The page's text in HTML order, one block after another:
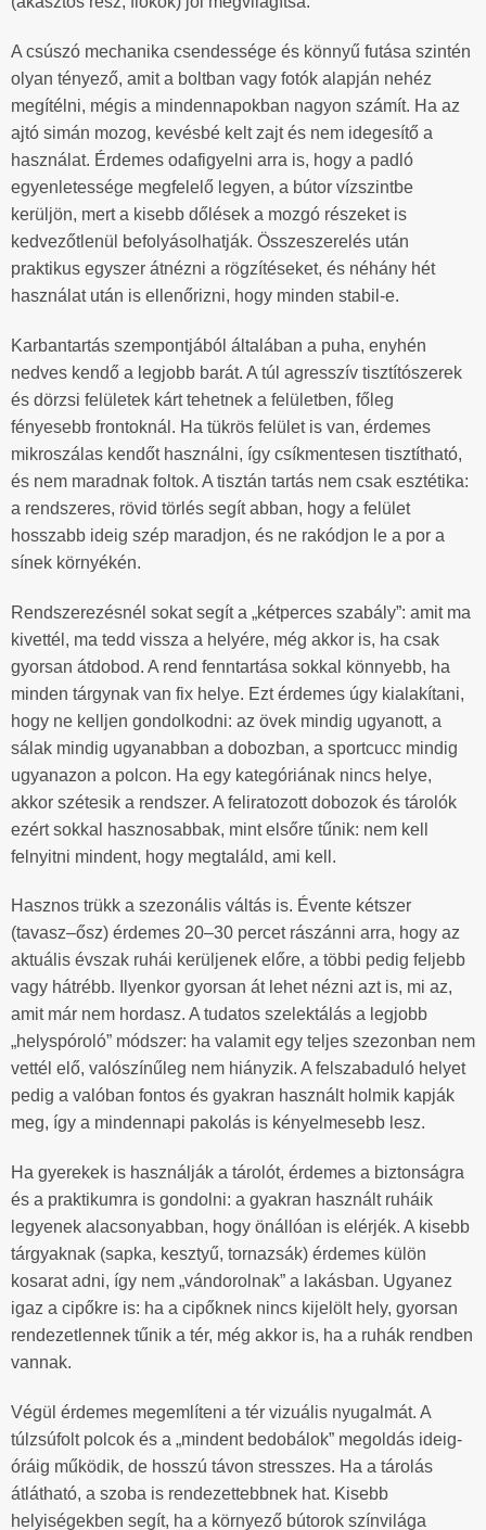
A csúszó mechanika csendessége és könnyű futása szintén
olyan tényező, amit a boltban vagy fotók alapján nehéz
megítélni, mégis a mindennapokban nagyon számít. Ha az
ajtó simán mozog, kevésbé kelt zajt és nem idegesítő a
használat. Érdemes odafigyelni arra is, hogy a padló
egyenletessége megfelelő legyen, a bútor vízszintbe
kerüljön, mert a kisebb dőlések a mozgó részeket is
kedvezőtlenül befolyásolhatják. Összeszerelés után
praktikus egyszer átnézni a rögzítéseket, és néhány hét
használat után is ellenőrizni, hogy minden stabil-e.
Karbantartás szempontjából általában a puha, enyhén
nedves kendő a legjobb barát. A túl agresszív tisztítószerek
és dörzsi felületek kárt tehetnek a felületben, főleg
fényesebb frontoknál. Ha tükrös felület is van, érdemes
mikroszálas kendőt használni, így csíkmentesen tisztítható,
és nem maradnak foltok. A tisztán tartás nem csak esztétika:
a rendszeres, rövid törlés segít abban, hogy a felület
hosszabb ideig szép maradjon, és ne rakódjon le a por a
sínek környékén.
Rendszerezésnél sokat segít a „kétperces szabály”: amit ma
kivettél, ma tedd vissza a helyére, még akkor is, ha csak
gyorsan átdobod. A rend fenntartása sokkal könnyebb, ha
minden tárgynak van fix helye. Ezt érdemes úgy kialakítani,
hogy ne kelljen gondolkodni: az övek mindig ugyanott, a
sálak mindig ugyanabban a dobozban, a sportcucc mindig
ugyanazon a polcon. Ha egy kategóriának nincs helye,
akkor szétesik a rendszer. A feliratozott dobozok és tárolók
ezért sokkal hasznosabbak, mint elsőre tűnik: nem kell
felnyitni mindent, hogy megtaláld, ami kell.
Hasznos trükk a szezonális váltás is. Évente kétszer
(tavasz–ősz) érdemes 20–30 percet rászánni arra, hogy az
aktuális évszak ruhái kerüljenek előre, a többi pedig feljebb
vagy hátrébb. Ilyenkor gyorsan át lehet nézni azt is, mi az,
amit már nem hordasz. A tudatos szelektálás a legjobb
„helyspóroló” módszer: ha valamit egy teljes szezonban nem
vettél elő, valószínűleg nem hiányzik. A felszabaduló helyet
pedig a valóban fontos és gyakran használt holmik kapják
meg, így a mindennapi pakolás is kényelmesebb lesz.
Ha gyerekek is használják a tárolót, érdemes a biztonságra
és a praktikumra is gondolni: a gyakran használt ruháik
legyenek alacsonyabban, hogy önállóan is elérjék. A kisebb
tárgyaknak (sapka, kesztyű, tornazsák) érdemes külön
kosarat adni, így nem „vándorolnak” a lakásban. Ugyanez
igaz a cipőkre is: ha a cipőknek nincs kijelölt hely, gyorsan
rendezetlennek tűnik a tér, még akkor is, ha a ruhák rendben
vannak.
Végül érdemes megemlíteni a tér vizuális nyugalmát. A
túlzsúfolt polcok és a „mindent bedobálok” megoldás ideig-
óráig működik, de hosszú távon stresszes. Ha a tárolás
átlátható, a szoba is rendezettebbnek hat. Kisebb
helyiségekben segít, ha a környező bútorok színvilága